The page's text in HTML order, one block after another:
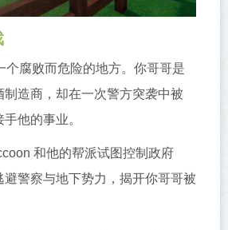
个腐败而危险的地方。你哥哥是
制造商，却在一次警方突袭中被
他的事业。
和他的帮派试图控制政府
避警察与地下势力，揭开你哥哥被